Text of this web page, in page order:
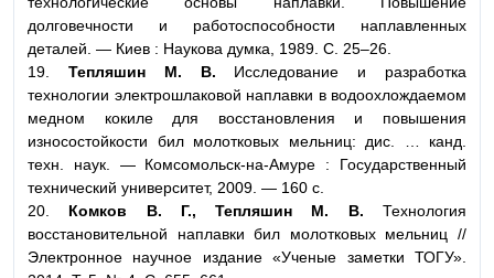
долговечности и работоспособности наплавленных
деталей. — Киев : Наукова думка, 1989. С. 25–26.
19. Тепляшин М. В. Исследование и разработка
технологии электрошлаковой наплавки в водоохлождаемом
медном кокиле для восстановления и повышения
износостойкости бил молотковых мельниц: дис. … канд.
техн. наук. — Комсомольск-на-Амуре : Государственный
технический университет, 2009. — 160 с.
20. Комков В. Г., Тепляшин М. В. Технология
восстановительной наплавки бил молотковых мельниц //
Электронное научное издание «Ученые заметки ТОГУ».